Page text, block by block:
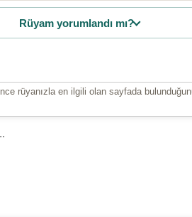
Rüyam yorumlandı mı?
rüyanızla en ilgili olan sayfada